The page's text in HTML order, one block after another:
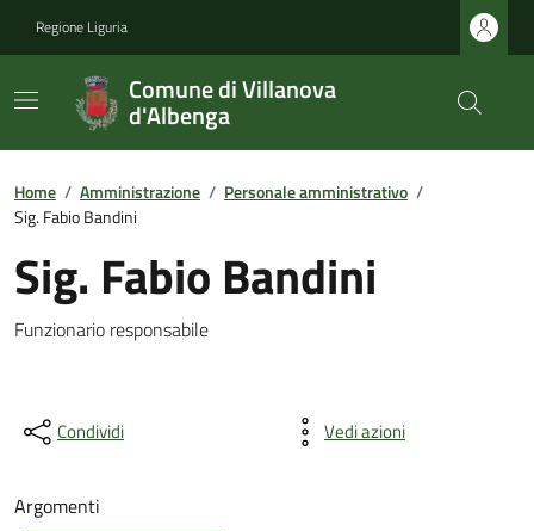
Regione Liguria
Comune di Villanova
d'Albenga
Home / Amministrazione / Personale amministrativo /
Sig. Fabio Bandini
Sig. Fabio Bandini
Funzionario responsabile
Condividi Vedi azioni
Argomenti